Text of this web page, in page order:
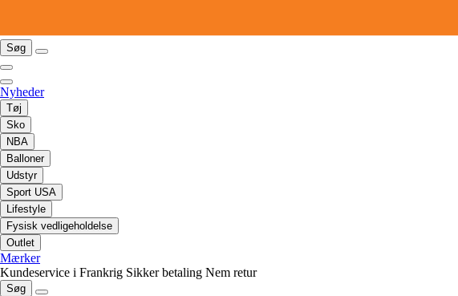
Søg
Nyheder
Tøj
Sko
NBA
Balloner
Udstyr
Sport USA
Lifestyle
Fysisk vedligeholdelse
Outlet
Mærker
Kundeservice i Frankrig Sikker betaling Nem retur
Søg